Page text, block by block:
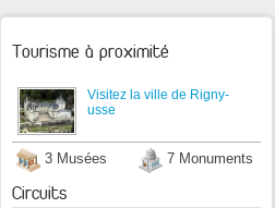
Tourisme à proximité
Visitez la ville de Rigny-
usse
3 Musées 7 Monuments
Circuits